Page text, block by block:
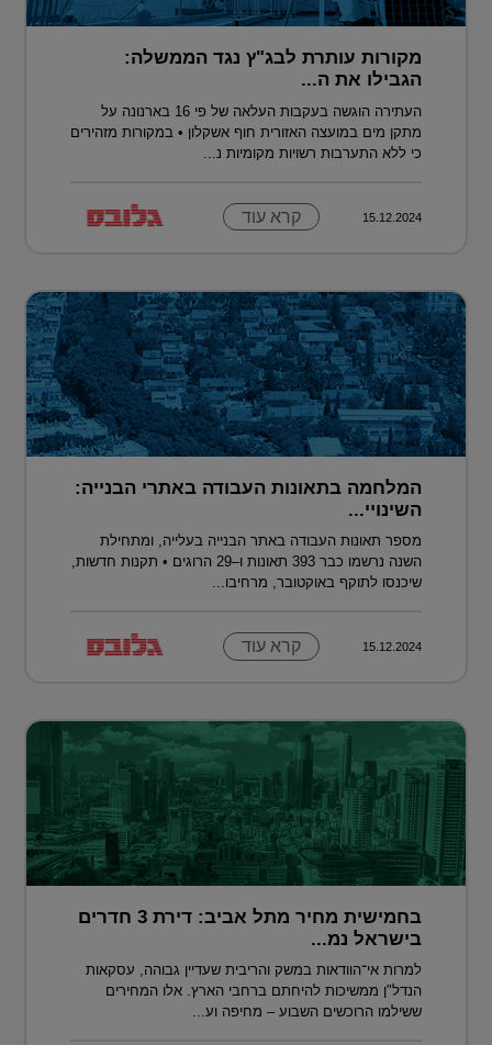
מקורות עותרת לבג"ץ נגד הממשלה:
הגבילו את ה...
העתירה הוגשה בעקבות העלאה של פי 16 בארנונה על
מתקן מים במועצה האזורית חוף אשקלון • במקורות מזהירים
כי ללא התערבות רשויות מקומיות נ...
15.12.2024 קרא עוד
המלחמה בתאונות העבודה באתרי הבנייה:
השינויי...
מספר תאונות העבודה באתר הבנייה בעלייה, ומתחילת
השנה נרשמו כבר 393 תאונות ו–29 הרוגים • תקנות חדשות,
שיכנסו לתוקף באוקטובר, מרחיבו...
15.12.2024 קרא עוד
בחמישית מחיר מתל אביב: דירת 3 חדרים
בישראל נמ...
למרות אי־הוודאות במשק והריבית שעדיין גבוהה, עסקאות
הנדל"ן ממשיכות להיחתם ברחבי הארץ. אלו המחירים
ששילמו הרוכשים השבוע – מחיפה וע...